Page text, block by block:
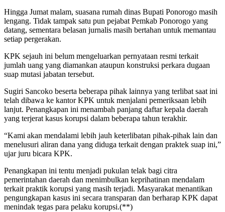
Hingga Jumat malam, suasana rumah dinas Bupati Ponorogo masih
lengang. Tidak tampak satu pun pejabat Pemkab Ponorogo yang
datang, sementara belasan jurnalis masih bertahan untuk memantau
setiap pergerakan.
KPK sejauh ini belum mengeluarkan pernyataan resmi terkait
jumlah uang yang diamankan ataupun konstruksi perkara dugaan
suap mutasi jabatan tersebut.
Sugiri Sancoko beserta beberapa pihak lainnya yang terlibat saat ini
telah dibawa ke kantor KPK untuk menjalani pemeriksaan lebih
lanjut. Penangkapan ini menambah panjang daftar kepala daerah
yang terjerat kasus korupsi dalam beberapa tahun terakhir.
“Kami akan mendalami lebih jauh keterlibatan pihak-pihak lain dan
menelusuri aliran dana yang diduga terkait dengan praktek suap ini,”
ujar juru bicara KPK.
Penangkapan ini tentu menjadi pukulan telak bagi citra
pemerintahan daerah dan menimbulkan keprihatinan mendalam
terkait praktik korupsi yang masih terjadi. Masyarakat menantikan
pengungkapan kasus ini secara transparan dan berharap KPK dapat
menindak tegas para pelaku korupsi.(**)